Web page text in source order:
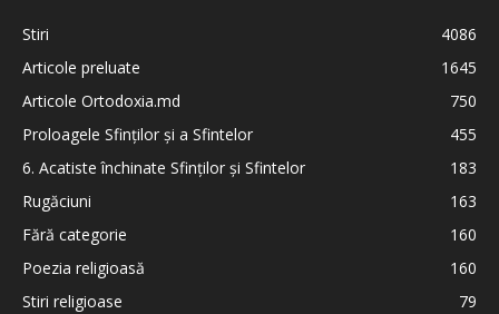
Stiri
4086
Articole preluate
1645
Articole Ortodoxia.md
750
Proloagele Sfinților și a Sfintelor
455
6. Acatiste închinate Sfinților și Sfintelor
183
Rugăciuni
163
Fără categorie
160
Poezia religioasă
160
Stiri religioase
79